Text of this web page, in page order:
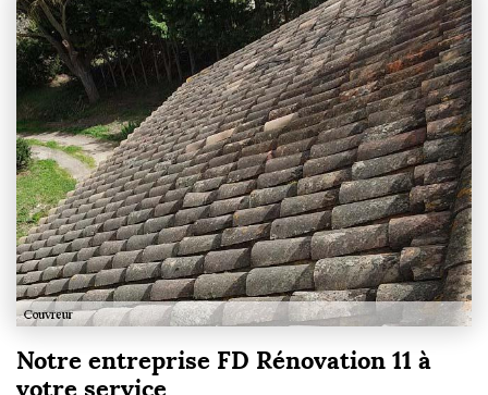
Notre entreprise FD Rénovation 11 à
votre service